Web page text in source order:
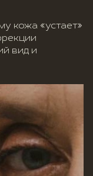
кожа «устает»
вид и